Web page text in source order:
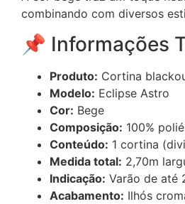
combinando com diversos
📌 Informações
Produto: Cortina
Modelo: Eclipse Astro
Cor: Bege
Composição: 100%
Conteúdo: 1 cortina
Medida total: 2,70m
Indicação: Varão de até
Acabamento: Ilhós